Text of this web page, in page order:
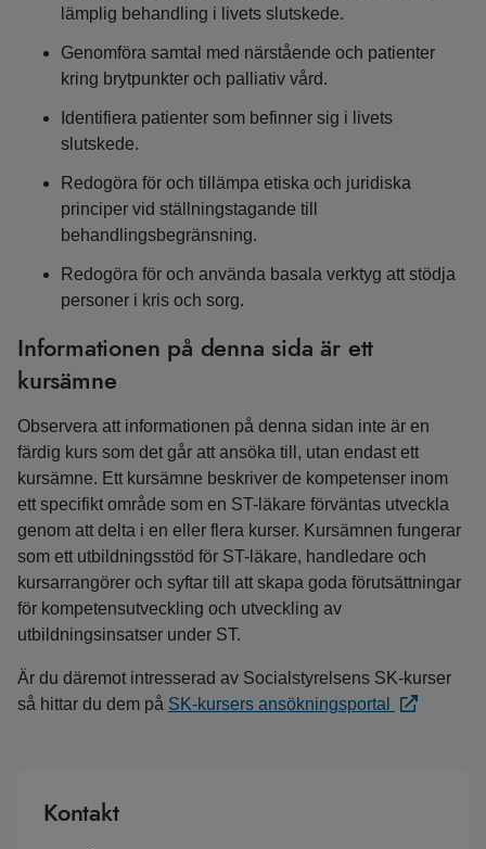
lämplig behandling i livets slutskede.
Genomföra samtal med närstående och patienter
kring brytpunkter och palliativ vård.
Identifiera patienter som befinner sig i livets
slutskede.
Redogöra för och tillämpa etiska och juridiska
principer vid ställningstagande till
behandlingsbegränsning.
Redogöra för och använda basala verktyg att stödja
personer i kris och sorg.
Informationen på denna sida är ett
kursämne
Observera att informationen på denna sidan inte är en
färdig kurs som det går att ansöka till, utan endast ett
kursämne. Ett kursämne beskriver de kompetenser inom
ett specifikt område som en ST-läkare förväntas utveckla
genom att delta i en eller flera kurser. Kursämnen fungerar
som ett utbildningsstöd för ST-läkare, handledare och
kursarrangörer och syftar till att skapa goda förutsättningar
för kompetensutveckling och utveckling av
utbildningsinsatser under ST.
Är du däremot intresserad av Socialstyrelsens SK-kurser
så hittar du dem på SK-kursers ansökningsportal
Kontakt